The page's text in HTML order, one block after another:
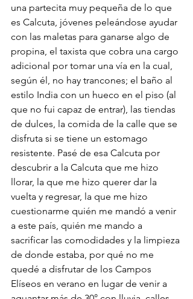
una partecita muy pequeña de lo que
es Calcuta, jóvenes peleándose ayudar
con las maletas para ganarse algo de
propina, el taxista que cobra una cargo
adicional por tomar una vía en la cual,
según él, no hay trancones; el baño al
estilo India con un hueco en el piso (al
que no fui capaz de entrar), las tiendas
de dulces, la comida de la calle que se
disfruta si se tiene un estomago
resistente. Pasé de esa Calcuta por
descubrir a la Calcuta que me hizo
llorar, la que me hizo querer dar la
vuelta y regresar, la que me hizo
cuestionarme quién me mandó a venir
a este país, quién me mando a
sacrificar las comodidades y la limpieza
de donde estaba, por qué no me
quedé a disfrutar de los Campos
Elíseos en verano en lugar de venir a